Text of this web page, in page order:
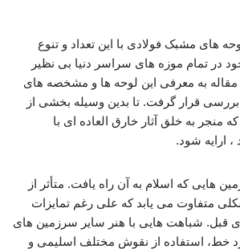
های مشبک فولادی با این تعداد و تنوع
در تمام موزه های سراسر دنیا بی نظیر
مقاله به معرفی این لوحه ها و مشخصه های
بررسی قرار گرفت. تا بدین وسیله بخشی از
منجر به خلق آثار خارق العاده ای با
، ارایه شود.
هایی که اسلام به آن راه یافت. متأثر از
متفاوت می یابد که علی رغم تمایزات
قبل. شباهت هایی با هنر سایر سرزمین های
خط، استفاده از نقوش مختلف اسلیمی و